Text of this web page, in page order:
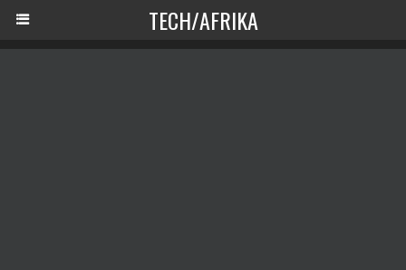
TECH/AFRIKA